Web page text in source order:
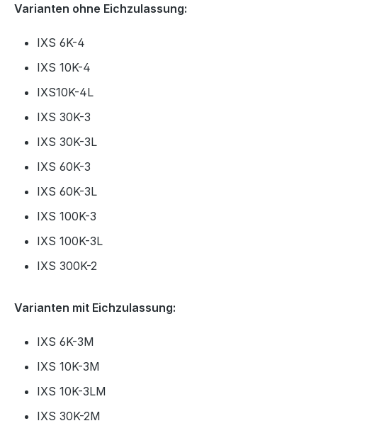
Varianten ohne Eichzulassung:
IXS 6K-4
IXS 10K-4
IXS10K-4L
IXS 30K-3
IXS 30K-3L
IXS 60K-3
IXS 60K-3L
IXS 100K-3
IXS 100K-3L
IXS 300K-2
Varianten mit Eichzulassung:
IXS 6K-3M
IXS 10K-3M
IXS 10K-3LM
IXS 30K-2M